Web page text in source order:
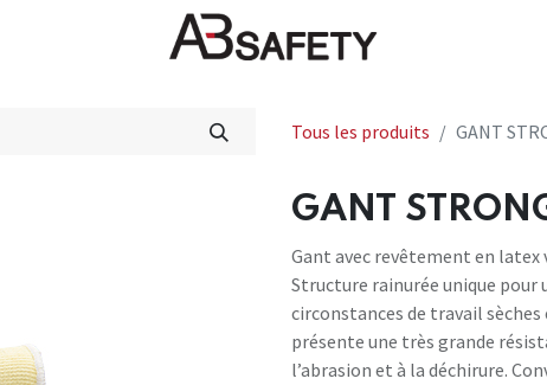
Boutique CE
Tous les produits GANT
GANT
Gant avec revêtement en
Structure rainurée unique pour
circonstances de travail
présente une très grande
l’abrasion et à la déchirure.